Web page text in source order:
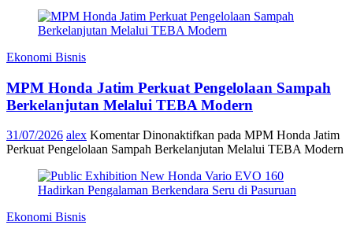
Ekonomi Bisnis
MPM Honda Jatim Perkuat Pengelolaan Sampah
Berkelanjutan Melalui TEBA Modern
31/07/2026 alex Komentar Dinonaktifkan pada MPM Honda Jatim
Perkuat Pengelolaan Sampah Berkelanjutan Melalui TEBA Modern
Ekonomi Bisnis